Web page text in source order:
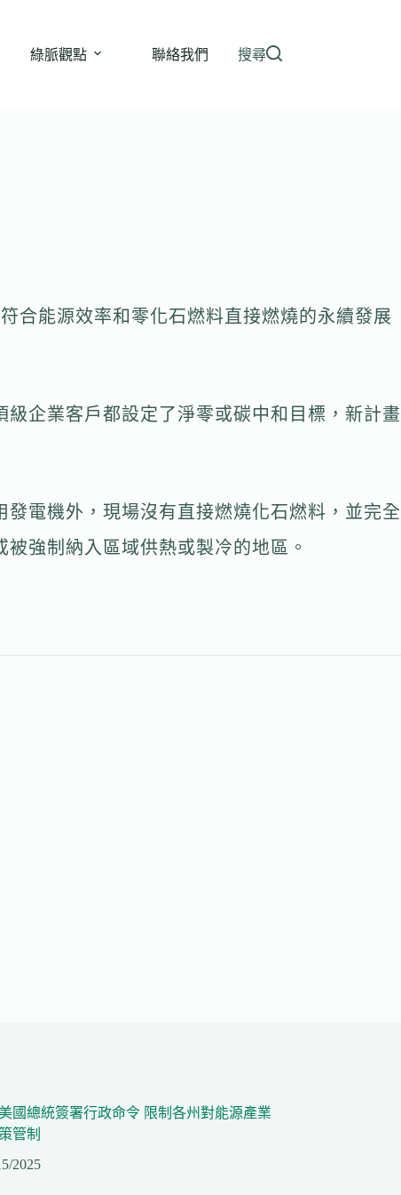
綠脈觀點 聯絡我們 搜尋
合能源效率和零化石燃料直接燃燒的永續發展
企業客戶都設定了淨零或碳中和目標，新計畫
電機外，現場沒有直接燃燒化石燃料，並完全
強制納入區域供熱或製冷的地區。
美國總統簽署行政命令 限制各州對能源產業
管制
2025